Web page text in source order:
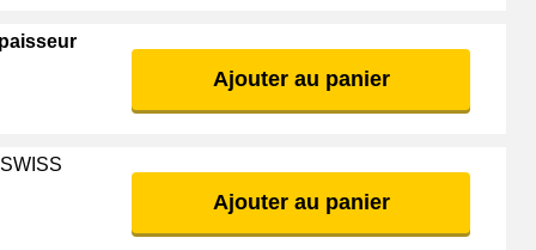
Ajouter au panier
Ajouter au panier